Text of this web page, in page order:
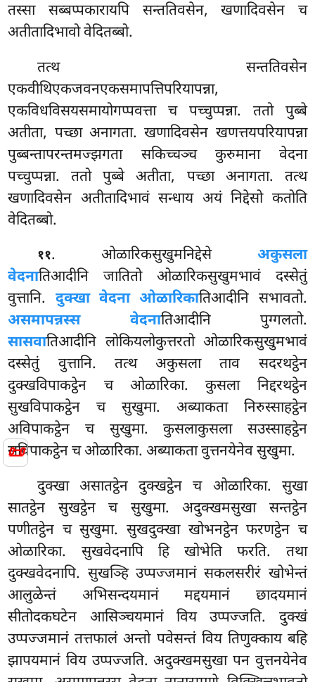
📜
तस्सा सब्बप्पकारायपि सन्ततिवसेन, खणादिवसेन च
अतीतादिभावो वेदितब्बो.
तत्थ सन्ततिवसेन
एकवीथिएकजवनएकसमापत्तिपरियापन्ना,
एकविधविसयसमायोगप्पवत्ता च पच्चुप्पन्ना. ततो पुब्बे
अतीता, पच्छा अनागता. खणादिवसेन खणत्तयपरियापन्ना
पुब्बन्तापरन्तमज्झगता सकिच्चञ्च कुरुमाना वेदना
पच्चुप्पन्ना. ततो पुब्बे अतीता, पच्छा अनागता. तत्थ
खणादिवसेन अतीतादिभावं सन्धाय अयं निद्देसो कतोति
वेदितब्बो.
११. ओळारिकसुखुमनिद्देसे अकुसला
वेदनातिआदीनि जातितो ओळारिकसुखुमभावं दस्सेतुं
वुत्तानि. दुक्खा वेदना ओळारिकातिआदीनि सभावतो.
असमापन्नस्स वेदनातिआदीनि पुग्गलतो.
सासवातिआदीनि लोकियलोकुत्तरतो ओळारिकसुखुमभावं
दस्सेतुं वुत्तानि. तत्थ अकुसला ताव सदरथट्ठेन
दुक्खविपाकट्ठेन च ओळारिका. कुसला निद्दरथट्ठेन
सुखविपाकट्ठेन च सुखुमा. अब्याकता निरुस्साहट्ठेन
अविपाकट्ठेन च सुखुमा. कुसलाकुसला सउस्साहट्ठेन
सविपाकट्ठेन च ओळारिका. अब्याकता वुत्तनयेनेव सुखुमा.
दुक्खा असातट्ठेन दुक्खट्ठेन च ओळारिका. सुखा
सातट्ठेन सुखट्ठेन च सुखुमा. अदुक्खमसुखा सन्तट्ठेन
पणीतट्ठेन च सुखुमा. सुखदुक्खा खोभनट्ठेन फरणट्ठेन च
ओळारिका. सुखवेदनापि हि खोभेति फरति. तथा
दुक्खवेदनापि. सुखञ्हि उप्पज्जमानं सकलसरीरं खोभेन्तं
आलुळेन्तं अभिसन्दयमानं मद्दयमानं छादयमानं
सीतोदकघटेन आसिञ्चयमानं विय उप्पज्जति. दुक्खं
उप्पज्जमानं तत्तफालं अन्तो पवेसन्तं विय तिणुक्काय बहि
झापयमानं विय उप्पज्जति. अदुक्खमसुखा पन वुत्तनयेनेव